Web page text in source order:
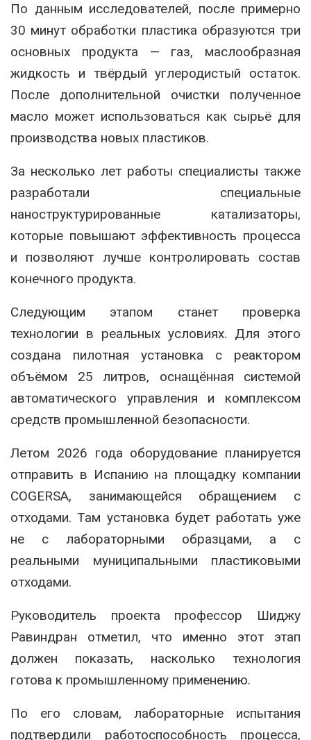
По данным исследователей, после примерно
30 минут обработки пластика образуются три
основных продукта — газ, маслообразная
жидкость и твёрдый углеродистый остаток.
После дополнительной очистки полученное
масло может использоваться как сырьё для
производства новых пластиков.
За несколько лет работы специалисты также
разработали специальные
наноструктурированные катализаторы,
которые повышают эффективность процесса
и позволяют лучше контролировать состав
конечного продукта.
Следующим этапом станет проверка
технологии в реальных условиях. Для этого
создана пилотная установка с реактором
объёмом 25 литров, оснащённая системой
автоматического управления и комплексом
средств промышленной безопасности.
Летом 2026 года оборудование планируется
отправить в Испанию на площадку компании
COGERSA, занимающейся обращением с
отходами. Там установка будет работать уже
не с лабораторными образцами, а с
реальными муниципальными пластиковыми
отходами.
Руководитель проекта профессор Шиджу
Равиндран отметил, что именно этот этап
должен показать, насколько технология
готова к промышленному применению.
По его словам, лабораторные испытания
подтвердили работоспособность процесса,